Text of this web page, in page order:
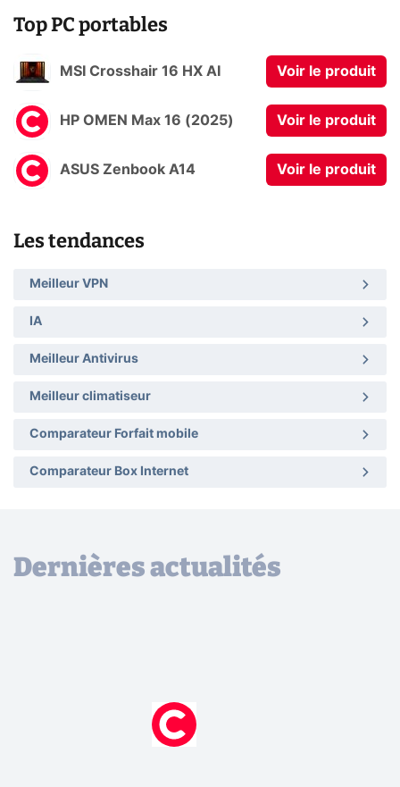
Top PC portables
MSI Crosshair 16 HX AI Voir le produit
HP OMEN Max 16 (2025) Voir le produit
ASUS Zenbook A14 Voir le produit
Les tendances
Meilleur VPN
IA
Meilleur Antivirus
Meilleur climatiseur
Comparateur Forfait mobile
Comparateur Box Internet
Dernières actualités